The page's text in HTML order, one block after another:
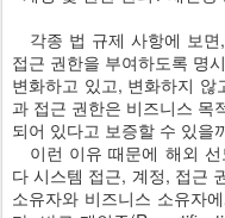
각종 법 규제 사항에 보면
접근 권한을 부여하도록 명
변화하고 있고, 변화하지
과 접근 권한은 비즈니스 목
되어 있다고 보증할 수 있을
이런 이유 때문에 해외 선
다 시스템 접근, 계정, 접근
소유자와 비즈니스 소유자